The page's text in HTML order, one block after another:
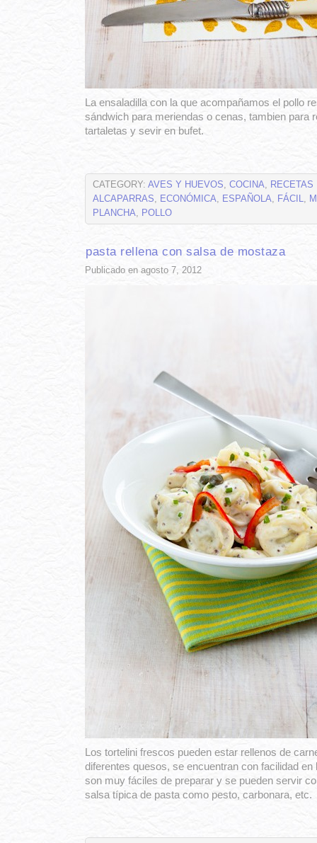
La ensaladilla con la que acompañamos el pollo
sándwich para meriendas o cenas, tambien para
tartaletas y sevir en bufet.
CATEGORY: AVES Y HUEVOS, COCINA, RECETAS
ALCAPARRAS, ECONÓMICA, ESPAÑOLA, FÁCIL,
PLANCHA, POLLO
pasta rellena con salsa de mostaza
Publicado en agosto 7, 2012
Los tortelini frescos pueden estar rellenos de
diferentes quesos, se encuentran con facilidad
son muy fáciles de preparar y se pueden servir
salsa típica de pasta como pesto, carbonara, etc.